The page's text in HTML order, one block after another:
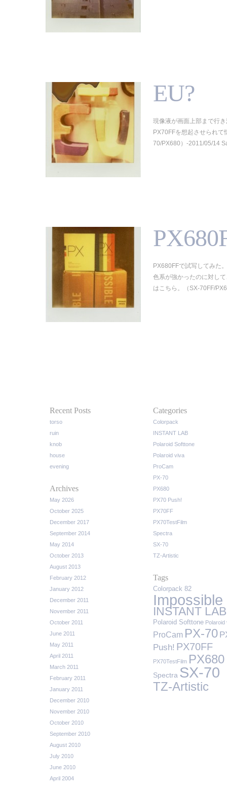
EU?
現像液が画面上部まで行
PX70FFを想起させられて
70/PX680）-2011/05/14
PX680FFで試写してみた
色系が強かったのに対し
はこちら。（SX-70FF/
Recent Posts
torso
ruin
knob
house
evening
Archives
May 2026
October 2025
December 2017
September 2014
May 2014
October 2013
August 2013
February 2012
January 2012
December 2011
November 2011
October 2011
June 2011
May 2011
April 2011
March 2011
February 2011
January 2011
December 2010
November 2010
October 2010
September 2010
August 2010
July 2010
June 2010
April 2004
Categories
Colorpack
INSTANT LAB
Polaroid Softtone
Polaroid viva
ProCam
PX-70
PX680
PX70 Push!
PX70FF
PX70TestFilm
Spectra
SX-70
TZ-Artistic
Tags
Colorpack 82
Impossible
INSTANT LAB
Polaroid Softtone Polaroid
ProCam PX-70
Push! PX70FF
PX70TestFilm PX680
Spectra SX-70
TZ-Artistic